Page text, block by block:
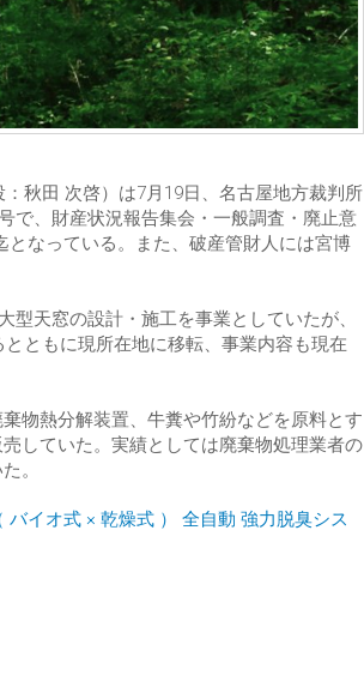
秋田 次啓）は7月19日、名古屋地方裁判所
で、財産状況報告集会・一般調査・廃止意
となっている。また、破産管財人には宮博
天窓の設計・施工を事業としていたが、
ともに現所在地に移転、事業内容も現在
物熱分解装置、牛糞や竹紛などを原料とす
していた。実績としては廃棄物処理業者の
。
イオ式 × 乾燥式 ） 全自動 強力脱臭シス